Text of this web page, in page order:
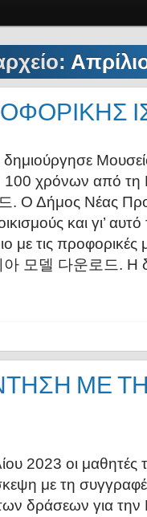
δημιούργησε
χρόνων από τη
Ο Δήμος Νέας
και γι’
με τις προφορικές
모델 다운로드. Η
ΜΕ
2023 οι μαθητές
με τη
δράσεων για